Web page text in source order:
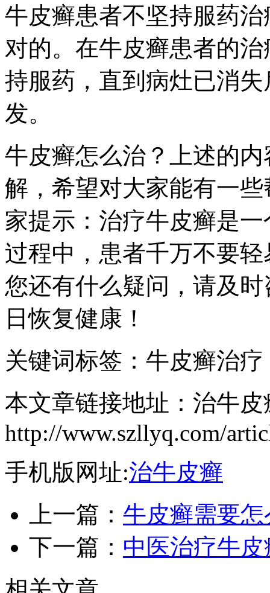
牛皮癣患者不坚持服药
对的。在牛皮癣患者的
持服药，直到病灶已消
发。
牛皮癣怎么治？上述的
解，希望对大家能有一
家提示：治疗牛皮癣是
过程中，患者千万不要
您还有什么疑问，请及
日恢复健康！
关键词标签：牛皮癣治疗
本文章链接地址：治牛皮
http://www.szllyq.com/
手机版网址:治牛皮癣
上一篇： 牛皮癣需要
下一篇： 中医治疗牛皮